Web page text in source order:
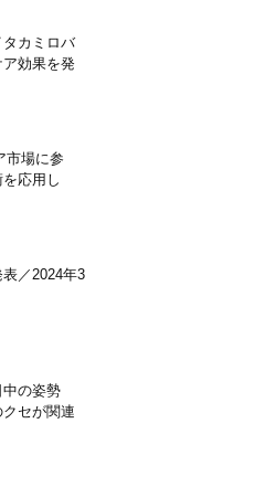
カミロバ
効果を発
市場に参
応用し
／2024年3
の姿勢
セが関連